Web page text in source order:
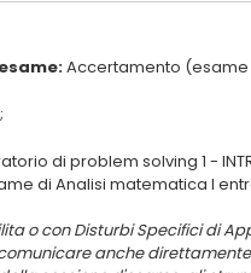
di problem solving 1 -
o con Disturbi Specifici di
anche